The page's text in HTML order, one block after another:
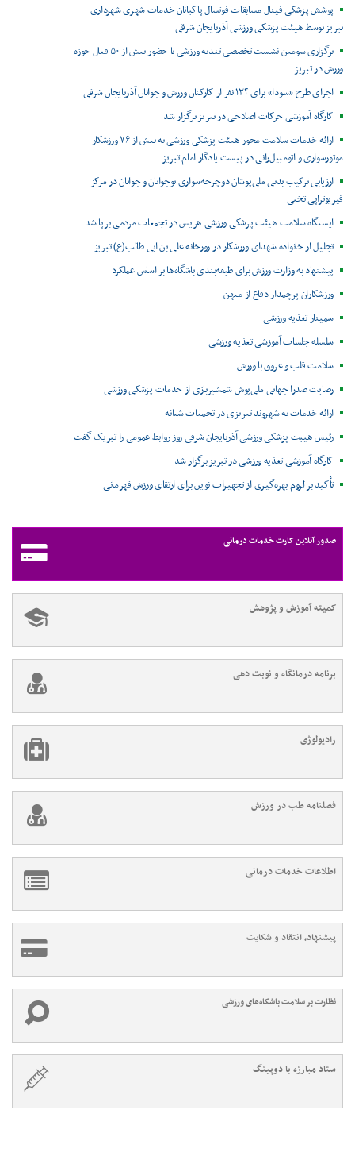
پوشش پزشکی فینال مسابقات فوتسال پاکبانان خدمات شهری شهرداری
تبریز توسط هیئت پزشکی ورزشی آذربایجان شرقی
برگزاری سومین نشست تخصصی تغذیه ورزشی با حضور بیش از ۵۰ فعال حوزه
ورزش در تبریز
اجرای طرح «سودا» برای ۱۳۴ نفر از کارکنان ورزش و جوانان آذربایجان شرقی
کارگاه آموزشی حرکات اصلاحی در تبریز برگزار شد
ارائه خدمات سلامت محور هیئت پزشکی ورزشی به بیش از ۷۶ ورزشکار
موتورسواری و اتومبیل‌رانی در پیست یادگار امام تبریز
ارزیابی ترکیب بدنی ملی‌پوشان دوچرخه‌سواری نوجوانان و جوانان در مرکز
فیزیوتراپی تختی
ایستگاه سلامت هیئت پزشکی ورزشی هریس در تجمعات مردمی برپا شد
تجلیل از خانواده شهدای ورزشکار در زورخانه علی بن ابی طالب(ع) تبریز
پیشنهاد به وزارت ورزش برای طبقه‌بندی باشگاه‌ها بر اساس عملکرد
ورزشکاران پرچمدار دفاع از میهن
سمینار تغذیه ورزشی
سلسله جلسات آموزشی تغذیه ورزشی
سلامت قلب و عروق با ورزش
رضایت صدرا جهانی ملی‌پوش شمشیربازی از خدمات پزشکی ورزشی
ارائه خدمات به شهروند تبریزی در تجمعات شبانه
رئیس هیبت پزشکی ورزشی آذربایجان شرقی روز روابط عمومی را تبریک گفت
کارگاه آموزشی تغذیه ورزشی در تبریز برگزار شد
تأکید بر لزوم بهره‌گیری از تجهیزات نوین برای ارتقای ورزش قهرمانی
صدور آنلاین کارت خدمات درمانی
کمیته آموزش و پژوهش
برنامه درمانگاه و نوبت دهی
رادیولوژی
فصلنامه طب در ورزش
اطلاعات خدمات درمانی
پیشنهاد، انتقاد و شکایت
نظارت بر سلامت باشگاه‌های ورزشی
ستاد مبارزه با دوپینگ